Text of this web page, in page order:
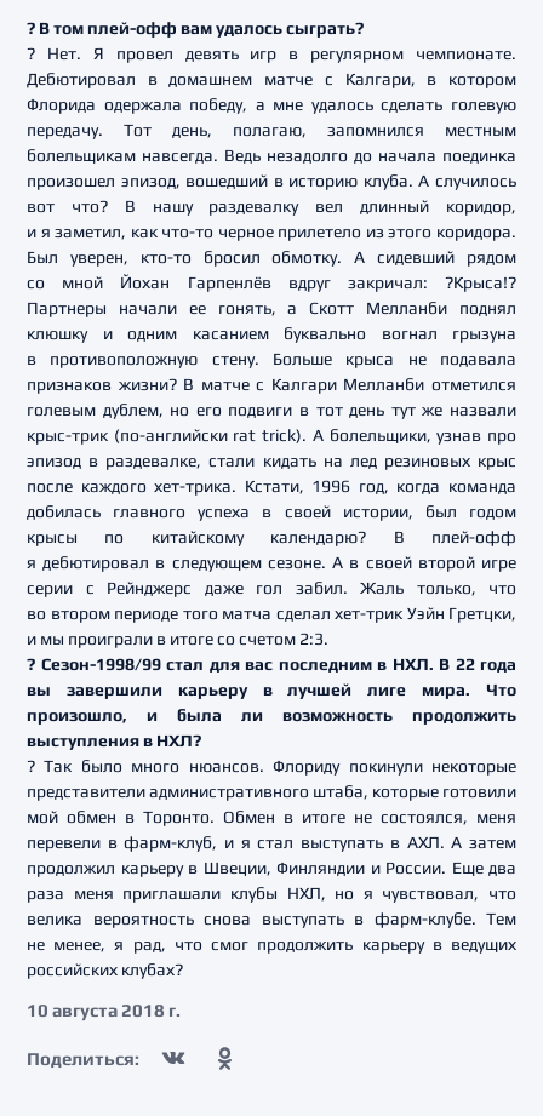
? В том плей-офф вам удалось сыграть?
? Нет. Я провел девять игр в регулярном чемпионате.
Дебютировал в домашнем матче с Калгари, в котором
Флорида одержала победу, а мне удалось сделать голевую
передачу. Тот день, полагаю, запомнился местным
болельщикам навсегда. Ведь незадолго до начала поединка
произошел эпизод, вошедший в историю клуба. А случилось
вот что? В нашу раздевалку вел длинный коридор,
и я заметил, как что-то черное прилетело из этого коридора.
Был уверен, кто-то бросил обмотку. А сидевший рядом
со мной Йохан Гарпенлёв вдруг закричал: ?Крыса!?
Партнеры начали ее гонять, а Скотт Мелланби поднял
клюшку и одним касанием буквально вогнал грызуна
в противоположную стену. Больше крыса не подавала
признаков жизни? В матче с Калгари Мелланби отметился
голевым дублем, но его подвиги в тот день тут же назвали
крыс-трик (по-английски rat trick). А болельщики, узнав про
эпизод в раздевалке, стали кидать на лед резиновых крыс
после каждого хет-трика. Кстати, 1996 год, когда команда
добилась главного успеха в своей истории, был годом
крысы по китайскому календарю? В плей-офф
я дебютировал в следующем сезоне. А в своей второй игре
серии с Рейнджерс даже гол забил. Жаль только, что
во втором периоде того матча сделал хет-трик Уэйн Гретцки,
и мы проиграли в итоге со счетом 2:3.
? Сезон-1998/99 стал для вас последним в НХЛ. В 22 года
вы завершили карьеру в лучшей лиге мира. Что
произошло, и была ли возможность продолжить
выступления в НХЛ?
? Так было много нюансов. Флориду покинули некоторые
представители административного штаба, которые готовили
мой обмен в Торонто. Обмен в итоге не состоялся, меня
перевели в фарм-клуб, и я стал выступать в АХЛ. А затем
продолжил карьеру в Швеции, Финляндии и России. Еще два
раза меня приглашали клубы НХЛ, но я чувствовал, что
велика вероятность снова выступать в фарм-клубе. Тем
не менее, я рад, что смог продолжить карьеру в ведущих
российских клубах?
10 августа 2018 г.
Поделиться: